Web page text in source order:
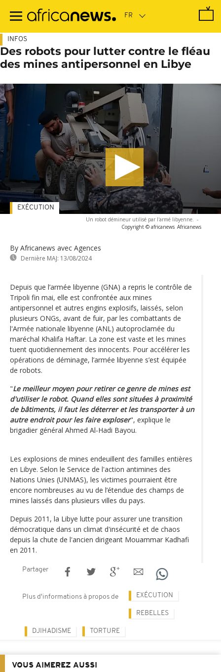
contenu
INFOS
Des robots pour lutter contre le fléau
des mines antipersonnel en Libye
Un robot démineur utilisé par l'armé libyenne. -
Copyright © africanews Africanews
By Africanews avec Agences
Dernière MAJ: 13/08/2024
EXÉCUTION
Depuis que l’armée libyenne (GNA) a repris le contrôle de
Tripoli fin mai, elle est confrontée aux mines
antipersonnel et autres engins explosifs, laissés, selon
plusieurs ONGs, avant de fuir, par les combattants de
l'Armée nationale libyenne (ANL) autoproclamée du
maréchal Khalifa Haftar. La zone est vaste et les mines
tuent quotidiennement des innocents. Pour accélérer les
opérations de déminage, l’armée libyenne s’est équipée
de robots.
"Le meilleur moyen pour retirer ce genre de mines est
d'utiliser le robot. Quand elles sont situées à proximité
de bâtiments, il faut les déterrer et les transporter à un
autre endroit pour les faire exploser", explique le
brigadier général Ahmed Al-Hadi Bayou.
Les explosions de mines endeuillent des familles entières
en Libye. Selon le Service de l'action antimines des
Nations Unies (UNMAS), les victimes pourraient être
encore nombreuses au vu de l’étendue des champs de
mines laissés dans plusieurs villes du pays.
Depuis 2011, la Libye lutte pour assurer une transition
démocratique dans un climat d'insécurité et de chaos
depuis la chute de l'ancien dirigeant Mouammar Kadhafi
en 2011.
Partager
Plus d'informations à propos de EXÉCUTION
REBELLES
DJIHADISME TORTURE
VOUS AIMEREZ AUSSI